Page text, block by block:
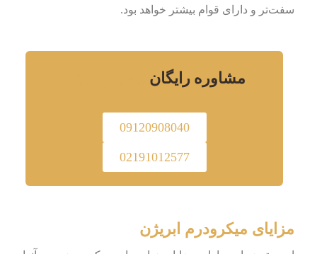
سفت‌تر و دارای قوام بیشتر خواهد بود.
مشاوره رایگان
09120908040
02191012577
مزایای میکرودرم ابریژن